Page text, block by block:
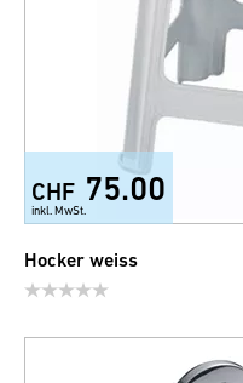
CHF 75.00
inkl. MwSt.
Hocker weiss